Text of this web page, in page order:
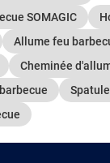
SOMAGIC
Allume feu
Cheminée